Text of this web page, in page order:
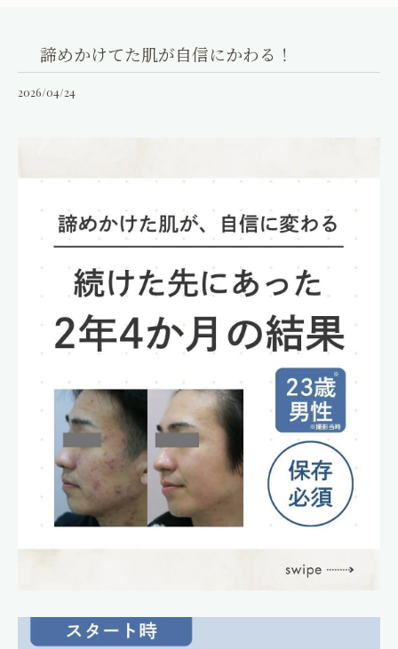
0774-26-8387
Facial&Este KAGURA
京都府京田辺市興戸町田2
Facial&Este KAGURA
コンセプト
ブログ
アクセス
神楽整骨院
ギャラリー
諦めかけてた肌が自信にかわる！
2026/04/24